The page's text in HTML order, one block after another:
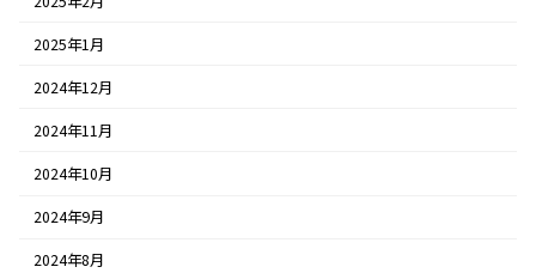
2025年1月
2024年12月
2024年11月
2024年10月
2024年9月
2024年8月